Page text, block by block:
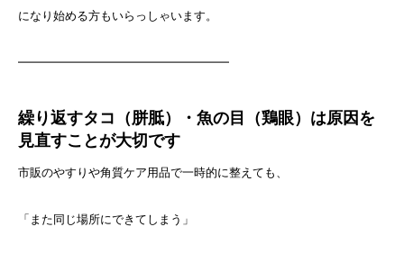
になり始める方もいらっしゃいます。
━━━━━━━━━━━━━━━━━━
繰り返すタコ（胼胝）・魚の目（鶏眼）は原因を
見直すことが大切です
市販のやすりや角質ケア用品で一時的に整えても、
「また同じ場所にできてしまう」